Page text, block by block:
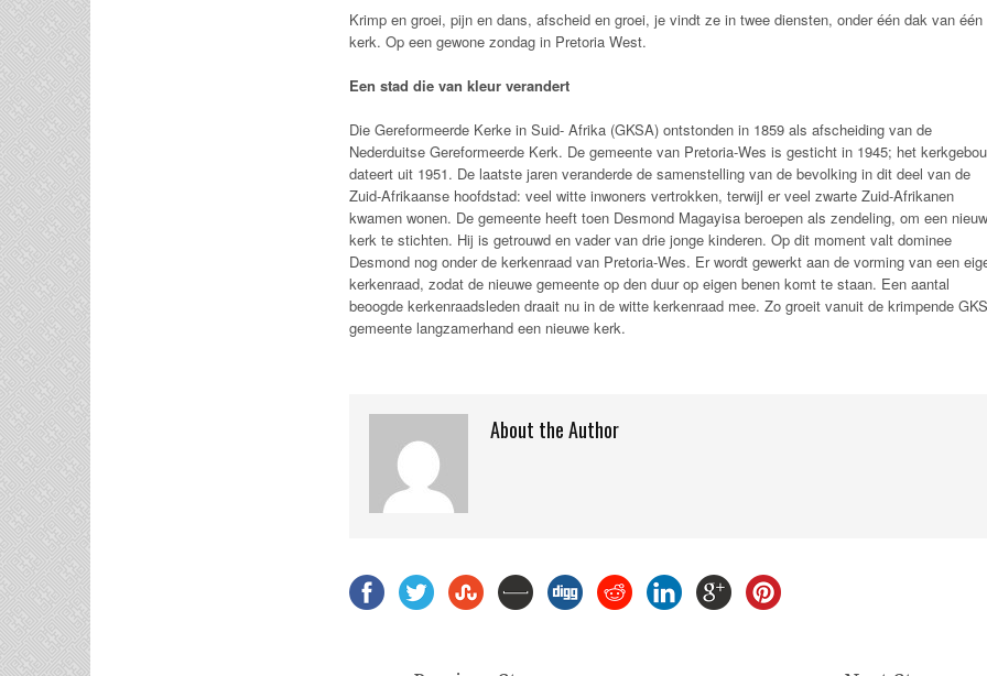
Krimp en groei, pijn en dans, afscheid en groei, je vindt ze in twee diensten, onder één dak van één
kerk. Op een gewone zondag in Pretoria West.
Een stad die van kleur verandert
Die Gereformeerde Kerke in Suid- Afrika (GKSA) ontstonden in 1859 als afscheiding van de
Nederduitse Gereformeerde Kerk. De gemeente van Pretoria-Wes is gesticht in 1945; het
dateert uit 1951. De laatste jaren veranderde de samenstelling van de bevolking in dit deel van de
Zuid-Afrikaanse hoofdstad: veel witte inwoners vertrokken, terwijl er veel zwarte Zuid-Afrikanen
kwamen wonen. De gemeente heeft toen Desmond Magayisa beroepen als zendeling, om een
kerk te stichten. Hij is getrouwd en vader van drie jonge kinderen. Op dit moment valt dominee
Desmond nog onder de kerkenraad van Pretoria-Wes. Er wordt gewerkt aan de vorming van een
kerkenraad, zodat de nieuwe gemeente op den duur op eigen benen komt te staan. Een aantal
beoogde kerkenraadsleden draait nu in de witte kerkenraad mee. Zo groeit vanuit de krimpende
gemeente langzamerhand een nieuwe kerk.
About the Author